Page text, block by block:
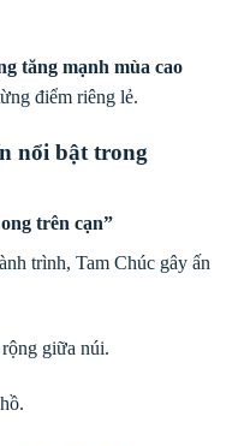
tăng mạnh mùa cao
điểm riêng lẻ.
nổi bật trong
trên cạn”
trình, Tam Chúc gây ấn
giữa núi.